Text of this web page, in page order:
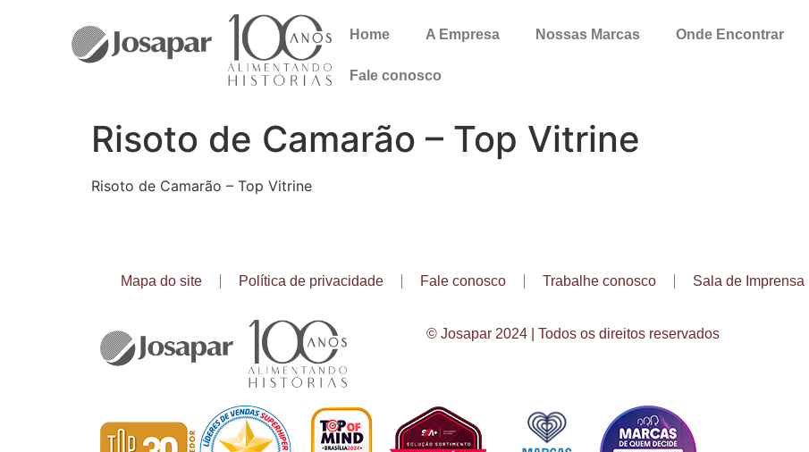
Home A Empresa Nossas Marcas Onde Encontrar
Fale conosco
Risoto de Camarão – Top Vitrine
Risoto de Camarão – Top Vitrine
Mapa do site Política de privacidade Fale conosco Trabalhe conosco Sala de Imprensa
© Josapar 2024 | Todos os direitos reservados